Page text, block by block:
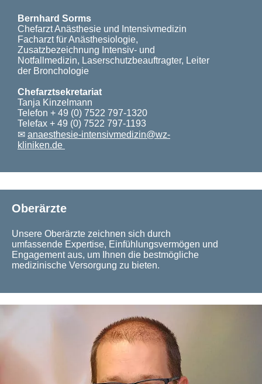
Bernhard Sorms
Chefarzt Anästhesie und Intensivmedizin
Facharzt für Anästhesiologie,
Zusatzbezeichnung Intensiv- und
Notfallmedizin, Laserschutzbeauftragter, Leiter
der Bronchologie
Chefarztsekretariat
Tanja Kinzelmann
Telefon + 49 (0) 7522 797-1320
Telefax + 49 (0) 7522 797-1193
✉ anaesthesie-intensivmedizin@wz-
kliniken.de
Oberärzte
Unsere Oberärzte zeichnen sich durch
umfassende Expertise, Einfühlungsvermögen und
Engagement aus, um Ihnen die bestmögliche
medizinische Versorgung zu bieten.